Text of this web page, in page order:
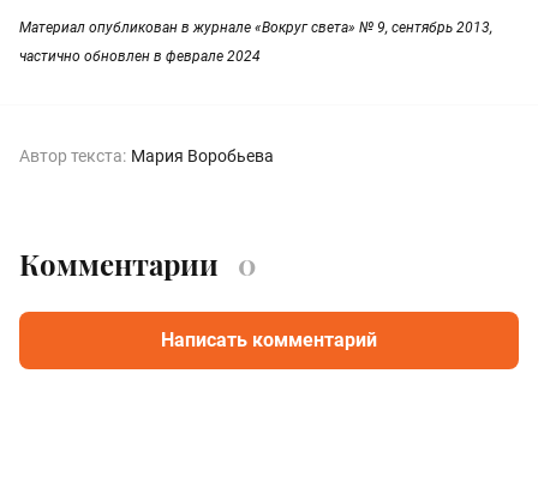
Материал опубликован в журнале «Вокруг света» № 9, сентябрь 2013,
частично обновлен в феврале 2024
Автор текста: Мария Воробьева
Комментарии 0
Написать комментарий